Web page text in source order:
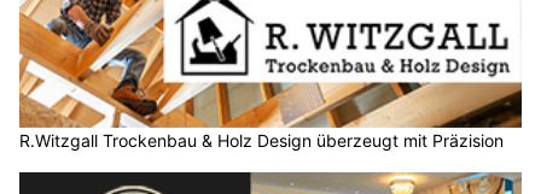
R.Witzgall Trockenbau & Holz Design überzeugt mit Präzision